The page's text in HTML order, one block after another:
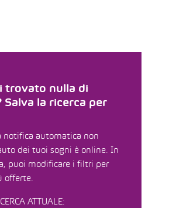
trovato nulla di
Salva la ricerca per
notifica automatica non
dei tuoi sogni è online. In
puoi modificare i filtri per
offerte.
ATTUALE: